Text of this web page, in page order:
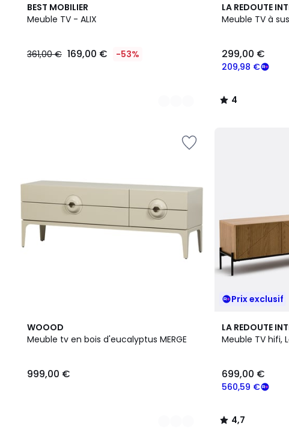
BEST MOBILIER
Meuble TV - ALIX
361,00 € 169,00 € -53%
5
Couleurs
LA REDOUTE
Meuble TV à
209,98 €
299,00 €
4
/
4
/
WOOOD
Meuble tv en bois d'eucalyptus MERGE
999,00 €
2
Couleurs
Prix exclusif
LA REDOUTE
Meuble TV hifi,
560,59 €
699,00 €
4,7
/ 5
4,7
/